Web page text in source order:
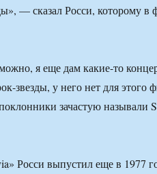
— сказал Росси, которому в
я еще дам какие-то
звезды, у него нет для
зачастую называли
Росси выпустил еще в 1977